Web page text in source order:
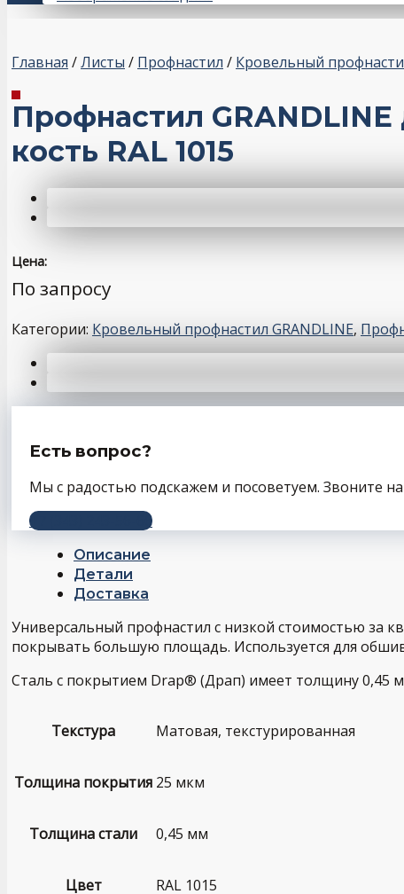
Главная /Листы / Профнастил / Кровельный
Профнастил GRANDLINE
кость RAL 1015
Цена:
По запросу
Категории: Кровельный профнастил GRANDLINE,
Есть вопрос?
Мы с радостью подскажем и посоветуем. Звоните
+7 (343) 243-56-66
Описание
Детали
Доставка
Универсальный профнастил с низкой стоимостью за
покрывать большую площадь. Используется для
Сталь с покрытием Drap® (Драп) имеет толщину 0,45
Текстура Матовая, текстурированная
Толщина покрытия 25 мкм
Толщина стали 0,45 мм
Цвет RAL 1015